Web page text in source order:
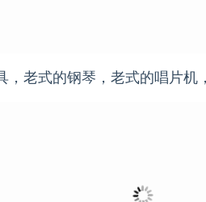
老式的钢琴，老式的唱片机